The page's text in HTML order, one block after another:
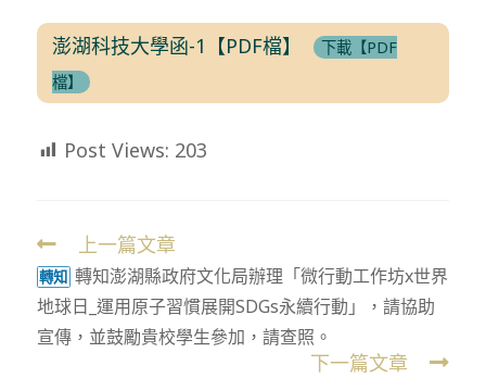
澎湖科技大學函-1【PDF檔】
下載【PDF
檔】
Post Views: 203
Read
more
articles
上一篇文章
轉知 轉知澎湖縣政府文化局辦理「微行動工作坊x世界
地球日_運用原子習慣展開SDGs永續行動」，請協助
宣傳，並鼓勵貴校學生參加，請查照。
下一篇文章